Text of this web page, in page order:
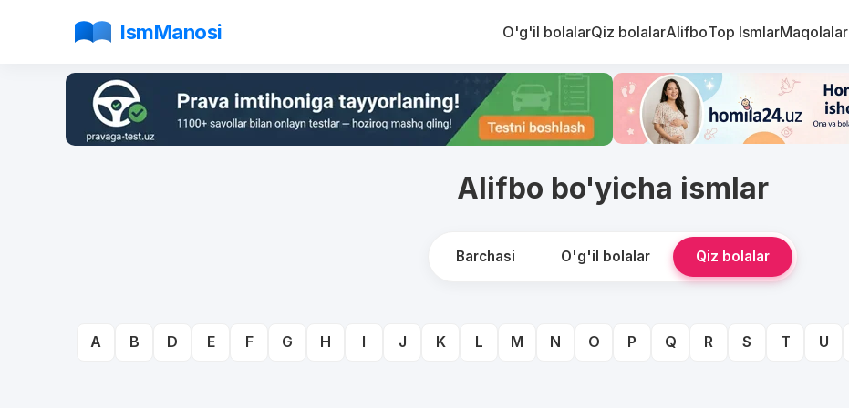
IsmManosi O'g'il bolalarQiz bolalarAlifboTop IsmlarMaqolalar
Alifbo bo'yicha ismlar
Barchasi O'g'il bolalar Qiz bolalar
A B D E F G H I J K L M N O P Q R S T U